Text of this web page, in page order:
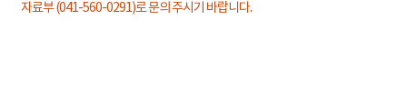
자료부 (041-560-0291)로 문의 주시기 바랍니다.